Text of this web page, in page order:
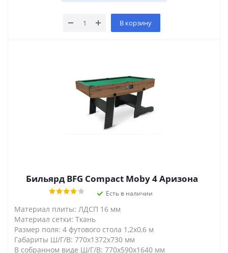
В корзину
Бильярд BFG Compact Moby 4 Аризона
Есть в наличии
Материал плиты: ЛДСП 16 мм
Материал сетки: Ткань
Размер поля: 4 футового стола 1,2х0,6 м
Габариты Ш/Г/В: 770х1372х730 мм
В собранном виде Ш/Г/В: 770х590х1640 мм